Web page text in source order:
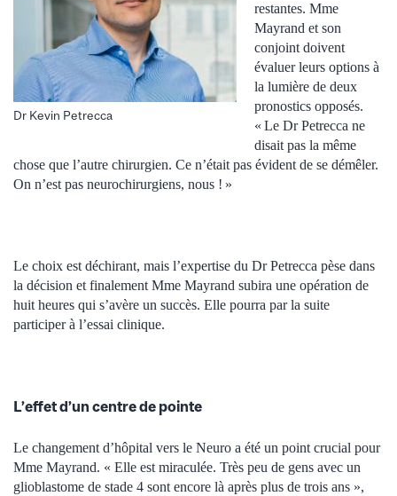
Dr Kevin Petrecca
restantes. Mme
Mayrand et son
conjoint doivent
évaluer leurs options à
la lumière de deux
pronostics opposés.
« Le Dr Petrecca ne
disait pas la même
chose que l’autre chirurgien. Ce n’était pas évident de se démêler.
On n’est pas neurochirurgiens, nous ! »
Le choix est déchirant, mais l’expertise du Dr Petrecca pèse dans
la décision et finalement Mme Mayrand subira une opération de
huit heures qui s’avère un succès. Elle pourra par la suite
participer à l’essai clinique.
L’effet d’un centre de pointe
Le changement d’hôpital vers le Neuro a été un point crucial pour
Mme Mayrand. « Elle est miraculée. Très peu de gens avec un
glioblastome de stade 4 sont encore là après plus de trois ans »,